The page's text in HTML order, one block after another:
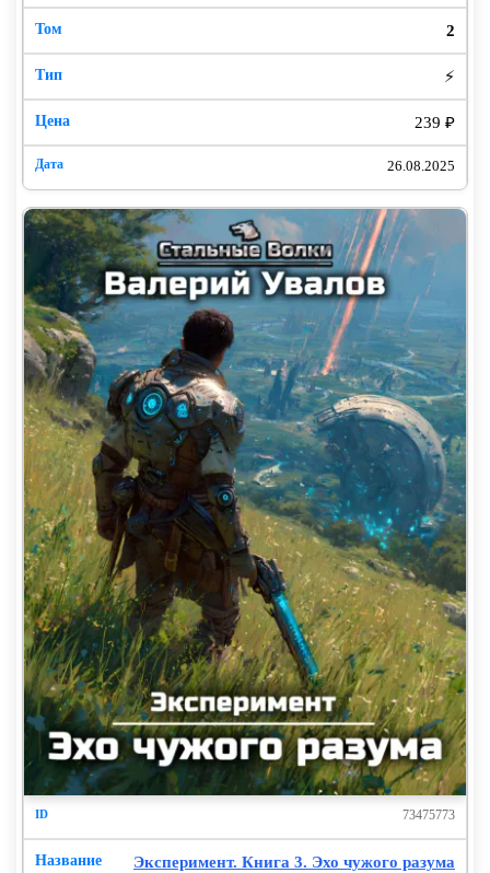
2
⚡
239 ₽
26.08.2025
73475773
Эксперимент. Книга 3. Эхо чужого разума